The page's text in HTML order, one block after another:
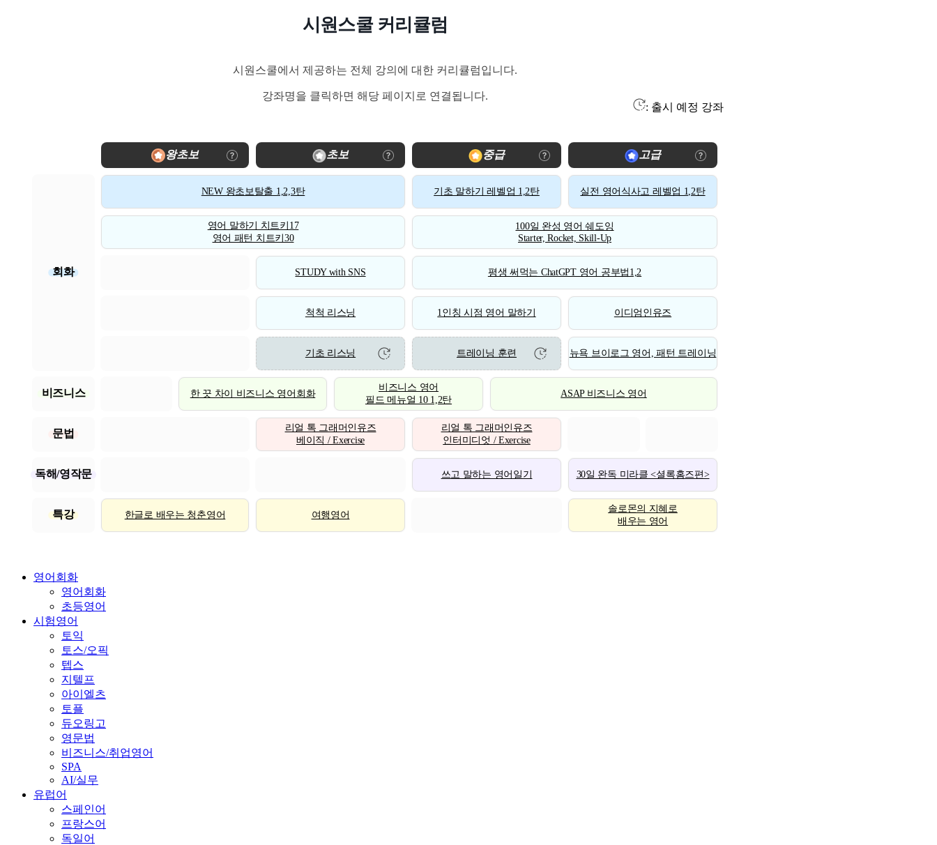
시원스쿨 커리큘럼
시원스쿨에서 제공하는 전체 강의에 대한 커리큘럼입니다.
강좌명을 클릭하면 해당 페이지로 연결됩니다.
: 출시 예정 강좌
왕초보 초보 중급 고급
회화
NEW 왕초보탈출 1,2,3탄 기초 말하기 레벨업 1,2탄 실전 영어식사고 레벨업 1,2탄
영어 말하기 치트키17
영어 패턴 치트키30
100일 완성 영어 쉐도잉
Starter, Rocket, Skill-Up
STUDY with SNS 평생 써먹는 ChatGPT 영어 공부법1,2
척척 리스닝 1인칭 시점 영어 말하기 이디엄인유즈
기초 리스닝 트레이닝 훈련 뉴욕 브이로그 영어, 패턴 트레이닝
비즈니스 한 끗 차이 비즈니스 영어회화
비즈니스 영어
필드 메뉴얼 10 1,2탄
ASAP 비즈니스 영어
문법
리얼 톡 그래머인유즈
베이직 / Exercise
리얼 톡 그래머인유즈
인터미디엇 / Exercise
독해/영작문 쓰고 말하는 영어일기 30일 완독 미라클 <셜록홈즈편>
특강 한글로 배우는 청춘영어 여행영어
솔로몬의 지혜로
배우는 영어
영어회화
영어회화
초등영어
시험영어
토익
토스/오픽
텝스
지텔프
아이엘츠
토플
듀오링고
영문법
비즈니스/취업영어
SPA
AI/실무
유럽어
스페인어
프랑스어
독일어